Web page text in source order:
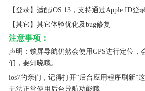
【登录】适配iOS 13，支持通过Apple ID登
【其它】其它体验优化及bug修复
注意事项：
声明：锁屏导航仍然会使用GPS进行定位，
们，要知晓哦。
ios7的亲们，记得打开“后台应用程序刷新”
无法正常使用后台导航功能哦